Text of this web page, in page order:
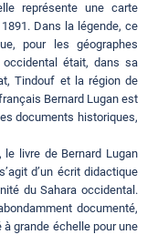
représente une carte
Dans la légende, ce
pour les géographes
était, dans sa
Tindouf et la région de
Bernard Lugan est
documents historiques,
livre de Bernard Lugan
d’un écrit didactique
du Sahara occidental.
documenté,
grande échelle pour une